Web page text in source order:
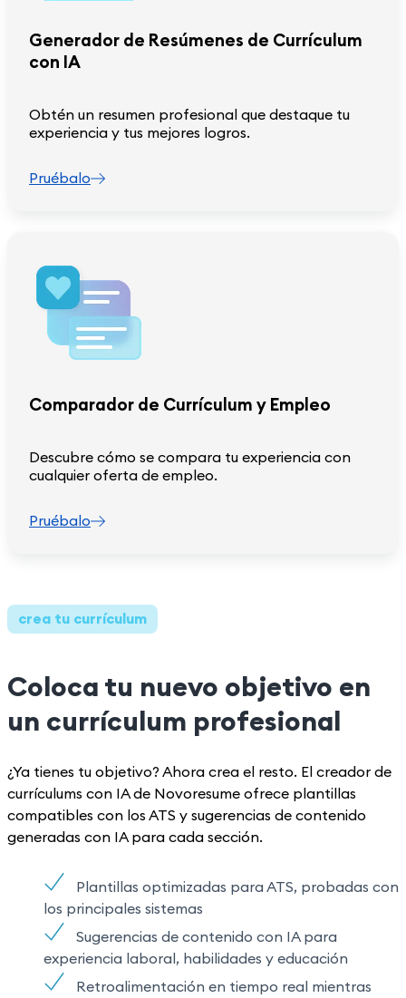
Generador de Resúmenes de Currículum
con IA
Obtén un resumen profesional que destaque tu
experiencia y tus mejores logros.
Pruébalo
Comparador de Currículum y Empleo
Descubre cómo se compara tu experiencia con
cualquier oferta de empleo.
Pruébalo
crea tu currículum
Coloca tu nuevo objetivo en
un currículum profesional
¿Ya tienes tu objetivo? Ahora crea el resto. El creador de
currículums con IA de Novoresume ofrece plantillas
compatibles con los ATS y sugerencias de contenido
generadas con IA para cada sección.
Plantillas optimizadas para ATS, probadas con
los principales sistemas
Sugerencias de contenido con IA para
experiencia laboral, habilidades y educación
Retroalimentación en tiempo real mientras